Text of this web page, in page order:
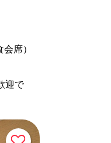
席）
迎で